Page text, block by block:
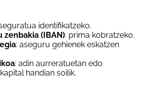
identifikatzeko.
zenbakia (IBAN): prima kobratzeko.
: aseguru gehienek eskatzen
: adin aurreratuetan edo
handian soilik.